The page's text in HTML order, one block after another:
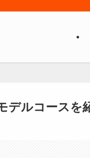
デルコースを